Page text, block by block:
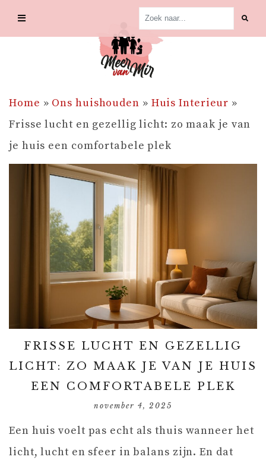
Home » Ons huishouden » Huis Interieur »
Frisse lucht en gezellig licht: zo maak je van
je huis een comfortabele plek
FRISSE LUCHT EN GEZELLIG
LICHT: ZO MAAK JE VAN JE HUIS
EEN COMFORTABELE PLEK
november 4, 2025
Een huis voelt pas echt als thuis wanneer het
licht, lucht en sfeer in balans zijn. En dat